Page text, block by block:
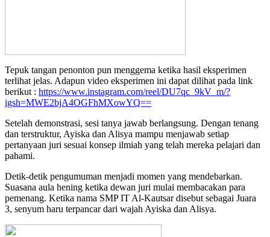
Tepuk tangan penonton pun menggema ketika hasil eksperimen
terlihat jelas. Adapun video eksperimen ini dapat dilihat pada link
berikut : https://www.instagram.com/reel/DU7qc_9kV_m/?
igsh=MWE2bjA4OGFhMXowYQ==
Setelah demonstrasi, sesi tanya jawab berlangsung. Dengan tenang
dan terstruktur, Ayiska dan Alisya mampu menjawab setiap
pertanyaan juri sesuai konsep ilmiah yang telah mereka pelajari dan
pahami.
Detik-detik pengumuman menjadi momen yang mendebarkan.
Suasana aula hening ketika dewan juri mulai membacakan para
pemenang. Ketika nama SMP IT Al-Kautsar disebut sebagai Juara
3, senyum haru terpancar dari wajah Ayiska dan Alisya.